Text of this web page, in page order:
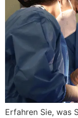
Erfahren Sie, was